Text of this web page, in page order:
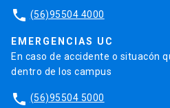
phone (56)95504 4000
EMERGENCIAS UC
En caso de accidente o situacón
dentro de los campus
phone (56)95504 5000